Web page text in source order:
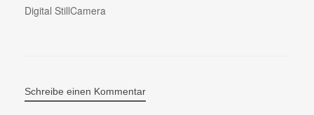
Digital StillCamera
Schreibe einen Kommentar